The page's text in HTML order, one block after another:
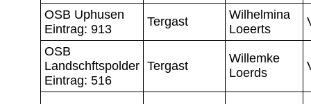
OSB Uphusen
Eintrag: 913
Tergast
Wilhelmina
Loeerts
OSB
Landschftspolder
Eintrag: 516
Tergast
Willemke
Loerds